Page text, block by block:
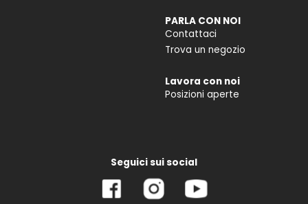
PARLA CON NOI
Contattaci
Trova un negozio
Lavora con noi
Posizioni aperte
Seguici sui social